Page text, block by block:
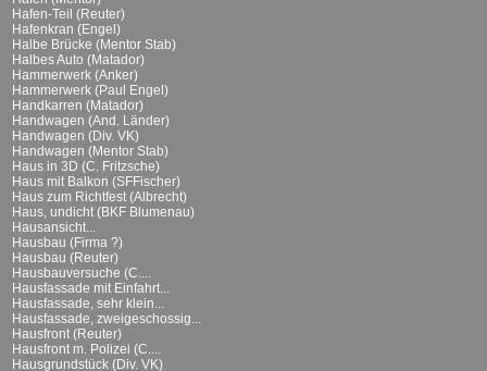
Hafen-Teil (Reuter)
Hafenkran (Engel)
Halbe Brücke (Mentor Stab)
Halbes Auto (Matador)
Hammerwerk (Anker)
Hammerwerk (Paul Engel)
Handkarren (Matador)
Handwagen (And. Länder)
Handwagen (Div. VK)
Handwagen (Mentor Stab)
Haus in 3D (C. Fritzsche)
Haus mit Balkon (SFFischer)
Haus zum Richtfest (Albrecht)
Haus, undicht (BKF Blumenau)
Hausansicht...
Hausbau (Firma ?)
Hausbau (Reuter)
Hausbauversuche (C....
Hausfassade mit Einfahrt...
Hausfassade, sehr klein...
Hausfassade, zweigeschossig...
Hausfront (Reuter)
Hausfront m. Polizei (C....
Hausgrundstück (Div. VK)